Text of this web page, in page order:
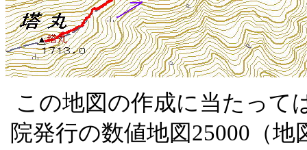
この地図の作成に当たって
院発行の数値地図25000 （